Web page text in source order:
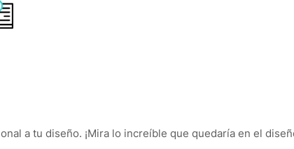
a tu diseño. ¡Mira lo increíble que quedaría en el